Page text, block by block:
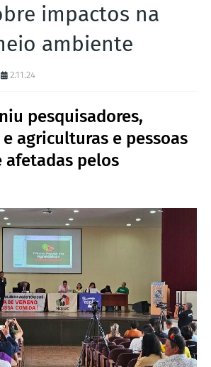
impactos na
ambiente
2.11.24
pesquisadores,
agriculturas e pessoas
pelos